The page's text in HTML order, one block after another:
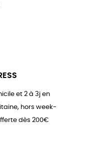
et 2 à 3j en
hors week-
dès 200€